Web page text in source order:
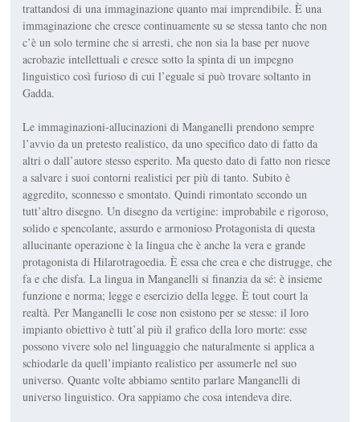
trattandosi di una immaginazione quanto mai impren­dibile. È una
immaginazione che cresce continuamente su se stessa tanto che non
c’è un solo termine che si arresti, che non sia la base per nuove
acrobazie intellettuali e cresce sotto la spinta di un impegno
linguistico così furioso di cui l’eguale si può trovare soltanto in
Gadda.
Le immaginazioni-allucinazioni di Manganelli prendono sempre
l’avvio da un pretesto realistico, da uno specifico dato di fatto da
altri o dall’autore stesso esperito. Ma questo dato di fatto non riesce
a salvare i suoi contorni realistici per più di tanto. Subito è
aggredito, sconnesso e smontato. Quindi rimontato secondo un
tutt’altro disegno. Un disegno da vertigine: improbabile e rigoroso,
solido e spencolante, assurdo e armonioso Protagonista di questa
allucinante operazione è la lingua che è anche la vera e grande
protagonista diHilarotragoedia. È essa che crea e che distrugge, che
fa e che disfa. La lingua in Manganelli si finanzia da sé: è insieme
funzione e norma; legge e esercizio della legge. È tout court la
realtà. Per Manganelli le cose non esistono per se stesse: il loro
impianto obiettivo è tutt’al più il grafico della loro morte: esse
possono vivere solo nel linguaggio che naturalmente si applica a
schiodarle da quell’impianto realistico per assumerle nel suo
universo. Quante volte abbiamo sentito parlare Manganelli di
universo linguistico. Ora sappiamo che cosa intendeva dire.